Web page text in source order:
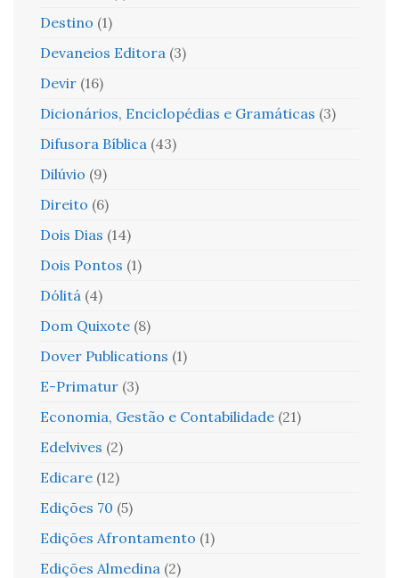
Destino (1)
Devaneios Editora (3)
Devir (16)
Dicionários, Enciclopédias e Gramáticas (3)
Difusora Bíblica (43)
Dilúvio (9)
Direito (6)
Dois Dias (14)
Dois Pontos (1)
Dólitá (4)
Dom Quixote (8)
Dover Publications (1)
E-Primatur (3)
Economia, Gestão e Contabilidade (21)
Edelvives (2)
Edicare (12)
Edições 70 (5)
Edições Afrontamento (1)
Edições Almedina (2)